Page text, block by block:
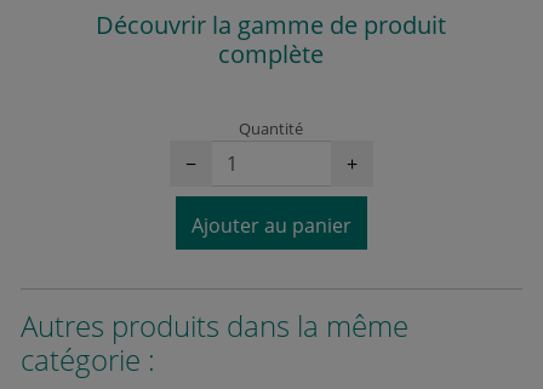
Découvrir la gamme de produit
complète
Quantité
− +
Ajouter au panier
Autres produits dans la même
catégorie :